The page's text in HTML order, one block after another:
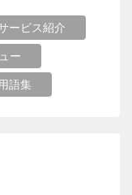
ービス紹介
ー
用語集